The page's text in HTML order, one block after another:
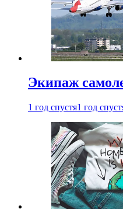
Экипаж
1 год спустя1 год